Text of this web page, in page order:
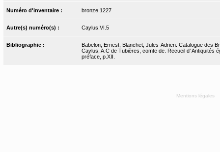
Numéro d'inventaire : bronze.1227
Autre(s) numéro(s) : Caylus.VI.5
Bibliographie :
Babelon, Ernest, Blanchet, Jules-Adrien. Catalogue des
Caylus, A.C de Tubières, comte de. Recueil d’
préface, p.XII.
Mentions légales